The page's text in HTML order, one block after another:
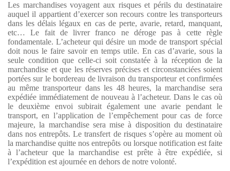
Les marchandises voyagent aux risques et périls du destinataire
auquel il appartient d’exercer son recours contre les transporteurs
dans les délais légaux en cas de perte, avarie, retard, manquant,
etc… Le fait de livrer franco ne déroge pas à cette règle
fondamentale. L’acheteur qui désire un mode de transport spécial
doit nous le faire savoir en temps utile. En cas d’avarie, sous la
seule condition que celle-ci soit constatée à la réception de la
marchandise et que les réserves précises et circonstanciées soient
portées sur le bordereau de livraison du transporteur et confirmées
au même transporteur dans les 48 heures, la marchandise sera
expédiée immédiatement de nouveau à l’acheteur. Dans le cas où
le deuxième envoi subirait également une avarie pendant le
transport, en l’application de l’empêchement pour cas de force
majeure, la marchandise sera mise à disposition du destinataire
dans nos entrepôts. Le transfert de risques s’opère au moment où
la marchandise quitte nos entrepôts ou lorsque notification est faite
à l’acheteur que la marchandise est prête à être expédiée, si
l’expédition est ajournée en dehors de notre volonté.